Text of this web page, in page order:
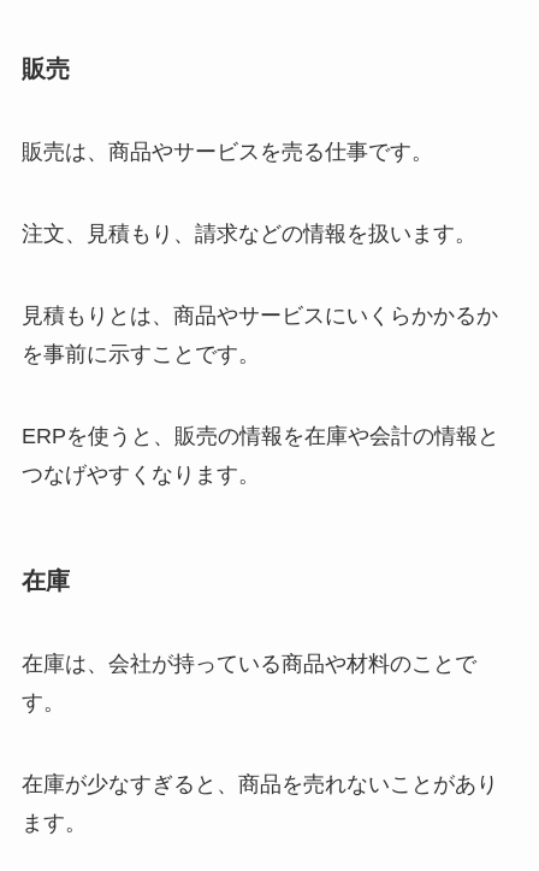
販売
販売は、商品やサービスを売る仕事です。
注文、見積もり、請求などの情報を扱います。
見積もりとは、商品やサービスにいくらかかるか
を事前に示すことです。
ERPを使うと、販売の情報を在庫や会計の情報と
つなげやすくなります。
在庫
在庫は、会社が持っている商品や材料のことで
す。
在庫が少なすぎると、商品を売れないことがあり
ます。